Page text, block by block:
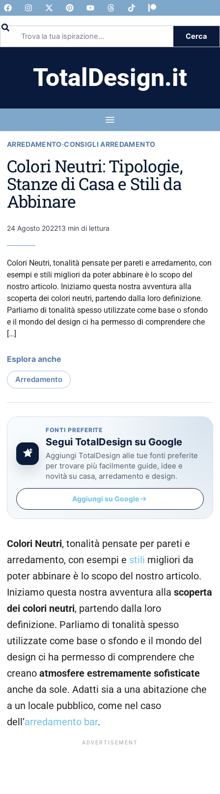
Cerca
TotalDesign.it
ARREDAMENTO·CONSIGLI ARREDAMENTO
Colori Neutri: Tipologie,
Stanze di Casa e Stili da
Abbinare
24 Agosto 202213 min di lettura
Colori Neutri, tonalità pensate per pareti e arredamento, con
esempi e stili migliori da poter abbinare è lo scopo del
nostro articolo. Iniziamo questa nostra avventura alla
scoperta dei colori neutri, partendo dalla loro definizione.
Parliamo di tonalità spesso utilizzate come base o sfondo
e il mondo del design ci ha permesso di comprendere che
[…]
Esplora anche
Arredamento
FONTI PREFERITE
Segui TotalDesign su Google
Aggiungi TotalDesign alle tue fonti preferite
per trovare più facilmente guide, idee e
novità su casa, arredamento e design.
Aggiungi su Google
Colori Neutri, tonalità pensate per pareti e
arredamento, con esempi e stili migliori da
poter abbinare è lo scopo del nostro articolo.
Iniziamo questa nostra avventura alla scoperta
dei colori neutri, partendo dalla loro
definizione. Parliamo di tonalità spesso
utilizzate come base o sfondo e il mondo del
design ci ha permesso di comprendere che
creano atmosfere estremamente sofisticate
anche da sole. Adatti sia a una abitazione che
a un locale pubblico, come nel caso
dell’arredamento bar.